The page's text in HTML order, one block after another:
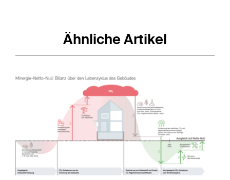
Ähnliche Artikel